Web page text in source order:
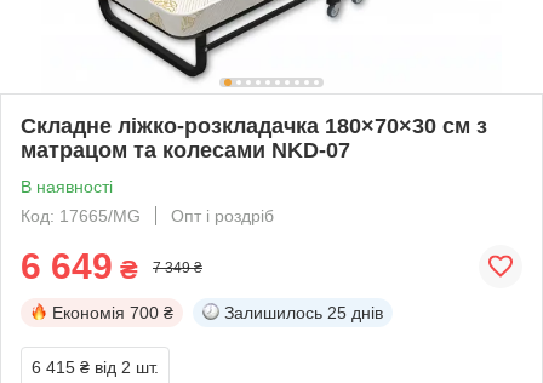
Складне ліжко-розкладачка 180×70×30 см з
матрацом та колесами NKD-07
В наявності
Код: 17665/MG
Опт і роздріб
6 649 ₴ 7 349 ₴
Економія 700 ₴ Залишилось 25 днів
6 415 ₴ від 2 шт.